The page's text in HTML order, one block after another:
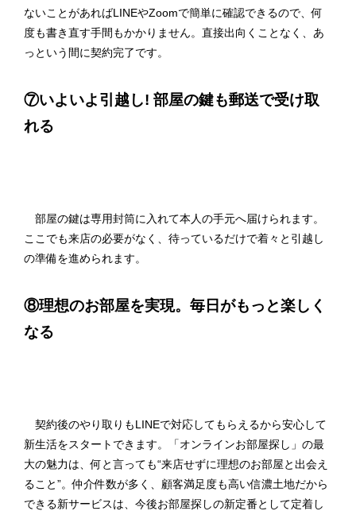
ないことがあればLINEやZoomで簡単に確認できるので、何
度も書き直す手間もかかりません。直接出向くことなく、あ
っという間に契約完了です。
⑦いよいよ引越し! 部屋の鍵も郵送で受け取
れる
部屋の鍵は専用封筒に入れて本人の手元へ届けられます。
ここでも来店の必要がなく、待っているだけで着々と引越し
の準備を進められます。
⑧理想のお部屋を実現。毎日がもっと楽しく
なる
契約後のやり取りもLINEで対応してもらえるから安心して
新生活をスタートできます。「オンラインお部屋探し」の最
大の魅力は、何と言っても“来店せずに理想のお部屋と出会え
ること”。仲介件数が多く、顧客満足度も高い信濃土地だから
できる新サービスは、今後お部屋探しの新定番として定着し